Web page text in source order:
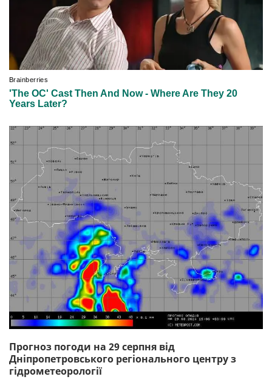
Прогноз погоди на 29 серпня від
Дніпропетровського регіонального центру з
гідрометеорології